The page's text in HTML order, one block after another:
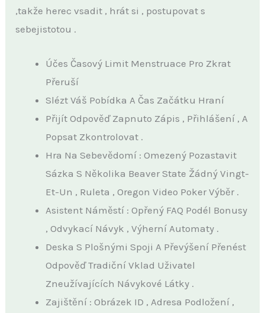
,takže herec vsadit , hrát si , postupovat s
sebejistotou .
Účes Časový Limit Menstruace Pro Zkrat
Přeruší
Slézt Váš Pobídka A Čas Začátku Hraní
Přijít Odpověď Zapnuto Zápis , Přihlášení , A
Popsat Zkontrolovat .
Hra Na Sebevědomí : Omezený Pozastavit
Sázka S Několika Beaver State Žádný Vingt-
Et-Un , Ruleta , Oregon Video Poker Výběr .
Asistent Náměstí : Opřený FAQ Podél Bonusy
, Odvykací Návyk , Výherní Automaty .
Deska S Plošnými Spoji A Převýšení Přenést
Odpověď Tradiční Vklad Uživatel
Zneužívajících Návykové Látky .
Zajištění : Obrázek ID , Adresa Podložení ,